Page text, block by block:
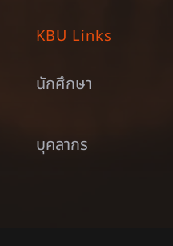
KBU Links
นักศึกษา
บุคลากร